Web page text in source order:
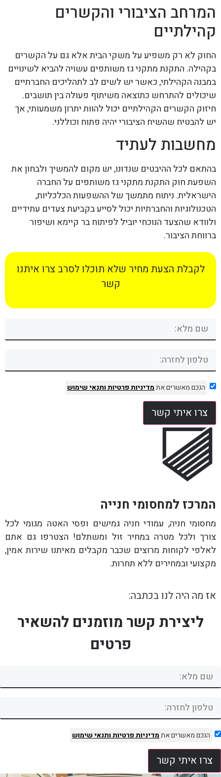
המרחב הציבורי והקשרים
קהילתיים
החוק לא רק משפיע על משקי הבית אלא גם על הקשרים
בקהילה. התקנת מתקני גז משותפים עשויה להביא לשינויים
במבנה הקהילתי, כאשר יש לשים לב לתהליכים החברתיים
שיכולים להתרחש כתוצאה משיתוף פעולה בין תושבים.
חיזוק הקשרים הקהילתיים יכול להוות יתרון משמעותי, אך
יש להבטיח שהשיח הציבורי יהיה פתוח וכוללני.
מחשבות לעתיד
בהתאם לכל ההיבטים שנדונו, יש מקום להמשיך ולבחון את
השפעת חוק התקנת מתקני גז משותפים על החברה
הישראלית. ניתוח מתמשך של ההשפעות הכלכליות,
הטכנולוגיות והחברתיות יכול לסייע בקביעת צעדים עתידיים
ולוודא שהצעד הנוכחי יוביל לפיתוח בר קיימא ושיפור
ברווחת הציבור.
לקבלת הצעת מחיר שלא תוכלו לסרב צרו איתנו
קשר
הנכם מאשרים אתמדיניות פרטיותותנאי שימוש
צרו איתי קשר
המרכז למחסומי חנייה
מחסומי חניה, עמודי חניה גמישים ופסי האטה מגומי לכל
צורך ולכל מטרה במחיר זול ומשתלם! הצטרפו גם אתם
לאלפי לקוחות מרוצים שכבר מקבלים מאיתנו שירות אמין,
מקצועי ובמחירים ללא תחרות.
אז מה היה לנו בכתבה:
ליצירת קשר מוזמנים להשאיר
פרטים
הנכם מאשרים אתמדיניות פרטיותותנאי שימוש
צרו איתי קשר